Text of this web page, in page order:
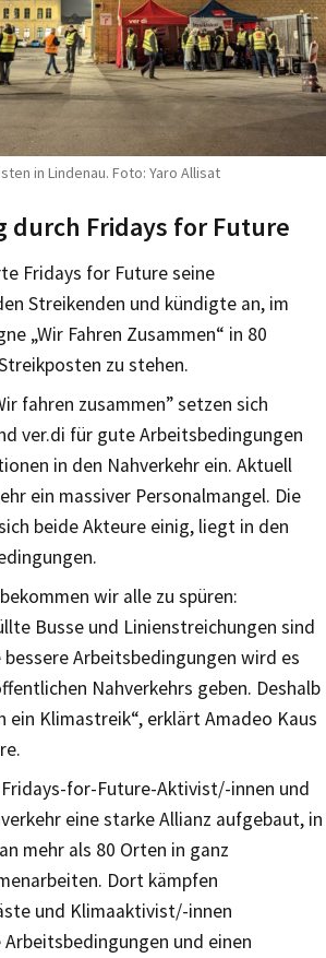
in Lindenau. Foto: Yaro Allisat
Fridays for Future
Fridays for Future seine
Streikenden und kündigte an, im
„Wir Fahren Zusammen“ in 80
zu stehen.
fahren zusammen” setzen sich
ver.di für gute Arbeitsbedingungen
in den Nahverkehr ein. Aktuell
ein massiver Personalmangel. Die
beide Akteure einig, liegt in den
wir alle zu spüren:
Busse und Linienstreichungen sind
Arbeitsbedingungen wird es
Nahverkehrs geben. Deshalb
ein Klimastreik“, erklärt Amadeo Kaus
for-Future-Aktivist/-innen und
eine starke Allianz aufgebaut, in
mehr als 80 Orten in ganz
Dort kämpfen
und Klimaaktivist/-innen
und einen